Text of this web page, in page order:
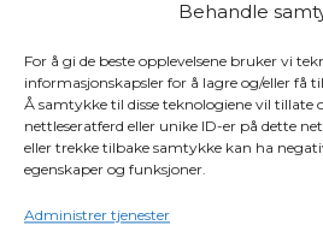
Behandle
For å gi de beste opplevelsene bruker vi
informasjonskapsler for å lagre og/eller få
Å samtykke til disse teknologiene vil tillate
nettleseratferd eller unike ID-er på dette
eller trekke tilbake samtykke kan ha
egenskaper og funksjoner.
Administrer tjenester
Nasjonal Maritim Sikkerhetsdag
Nyheter (251)
Regioner
Sjøsikkerhet – våre viktige saker
Ukategorisert(32)